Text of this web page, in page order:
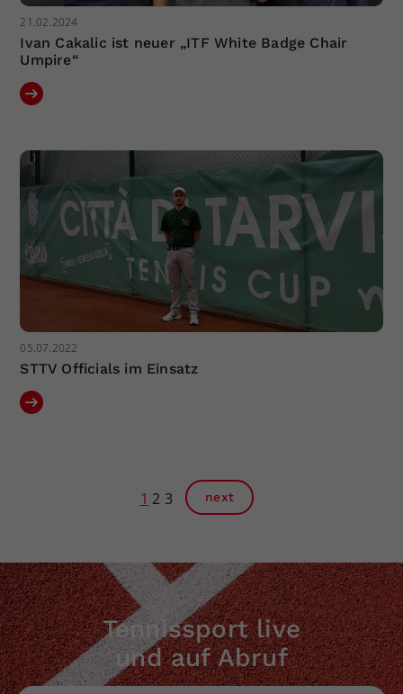
21.02.2024
Ivan Cakalic ist neuer „ITF White Badge Chair
Umpire“
05.07.2022
STTV Officials im Einsatz
1 2 3 next
Tennissport live
und auf Abruf